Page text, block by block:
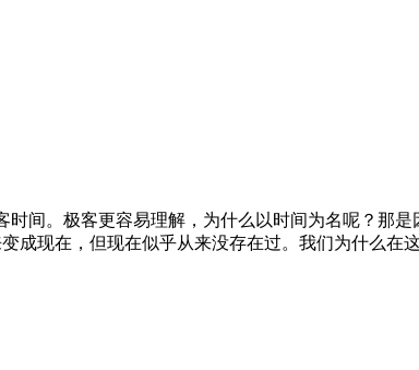
时间。极客更容易理解，为什么以时间为名呢？那
成现在，但现在似乎从来没存在过。我们为什么在